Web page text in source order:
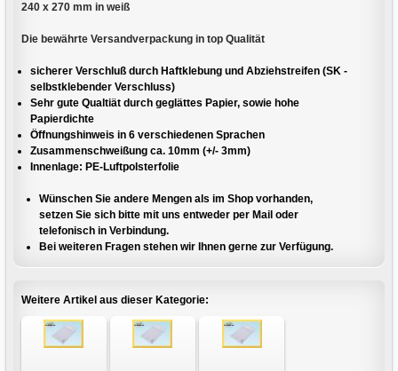
240 x 270 mm in weiß
Die bewährte Versandverpackung in top Qualität
sicherer Verschluß durch Haftklebung und Abziehstreifen (SK -
selbstklebender Verschluss)
Sehr gute Qualtiät durch geglättes Papier, sowie hohe
Papierdichte
Öffnungshinweis in 6 verschiedenen Sprachen
Zusammenschweißung ca. 10mm (+/- 3mm)
Innenlage: PE-Luftpolsterfolie
Wünschen Sie andere Mengen als im Shop vorhanden,
setzen Sie sich bitte mit uns entweder per Mail oder
telefonisch in Verbindung.
Bei weiteren Fragen stehen wir Ihnen gerne zur Verfügung.
Weitere Artikel aus dieser Kategorie: